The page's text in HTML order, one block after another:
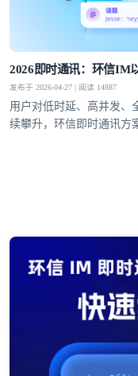
2026即时通讯：环信IM
发布于 2026-04-27 | 阅读 14887
用户对低时延、高并发、
续攀升，环信即时通讯方